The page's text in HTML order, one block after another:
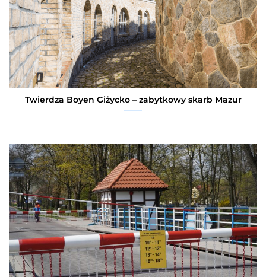
Twierdza Boyen Giżycko – zabytkowy skarb Mazur